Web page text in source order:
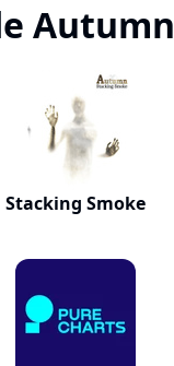
Autumn
Stacking Smoke